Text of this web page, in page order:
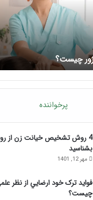
پرخواننده
4 روش تشخیص خیانت زن از
بشناسید
مهر 12, 1401
فواید ترک خود ارضايي از نظر
چیست؟